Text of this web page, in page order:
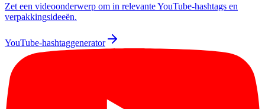
Zet een videoonderwerp om in relevante YouTube-hashtags en
verpakkingsideeën.
YouTube-hashtaggenerator